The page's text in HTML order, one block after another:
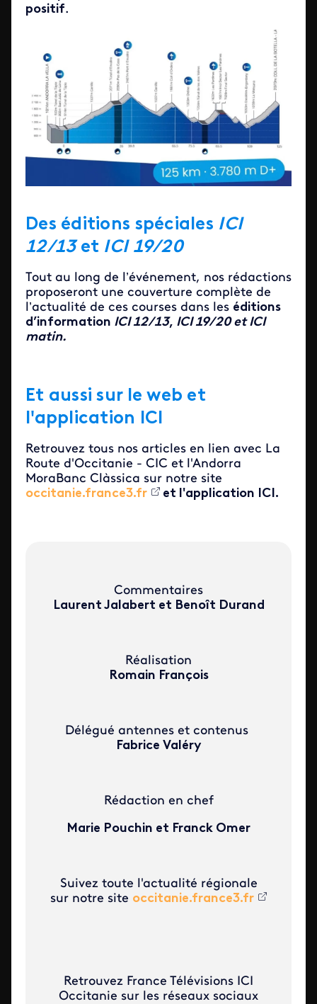
positif.
Des éditions spéciales ICI
12/13et ICI 19/20
Tout au long de l’événement, nos rédactions
proposeront une couverture complète de
l’actualité de ces courses dans les éditions
d’information ICI 12/13, ICI 19/20 et ICI
matin.
Et aussi sur le web et
l'application ICI
Retrouvez tous nos articles en lien avec La
Route d'Occitanie - CIC et l'Andorra
MoraBanc Clàssica sur notre site
occitanie.france3.fr
et l'application ICI.
Commentaires
Laurent Jalabert et Benoît Durand
Réalisation
Romain François
Délégué antennes et contenus
Fabrice Valéry
Rédaction en chef
Marie Pouchin et Franck Omer
Suivez toute l'actualité régionale
sur notre site occitanie.france3.fr
Retrouvez France Télévisions ICI
Occitanie sur les réseaux sociaux